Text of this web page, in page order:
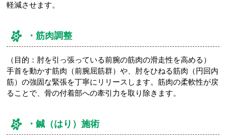
軽減させます。
・筋肉調整
（目的：肘を引っ張っている前腕の筋肉の滑走性を高める）
手首を動かす筋肉（前腕屈筋群）や、肘をひねる筋肉（円回内
筋）の強固な緊張を丁寧にリリースします。筋肉の柔軟性が戻
ることで、骨の付着部への牽引力を取り除きます。
・鍼（はり）施術